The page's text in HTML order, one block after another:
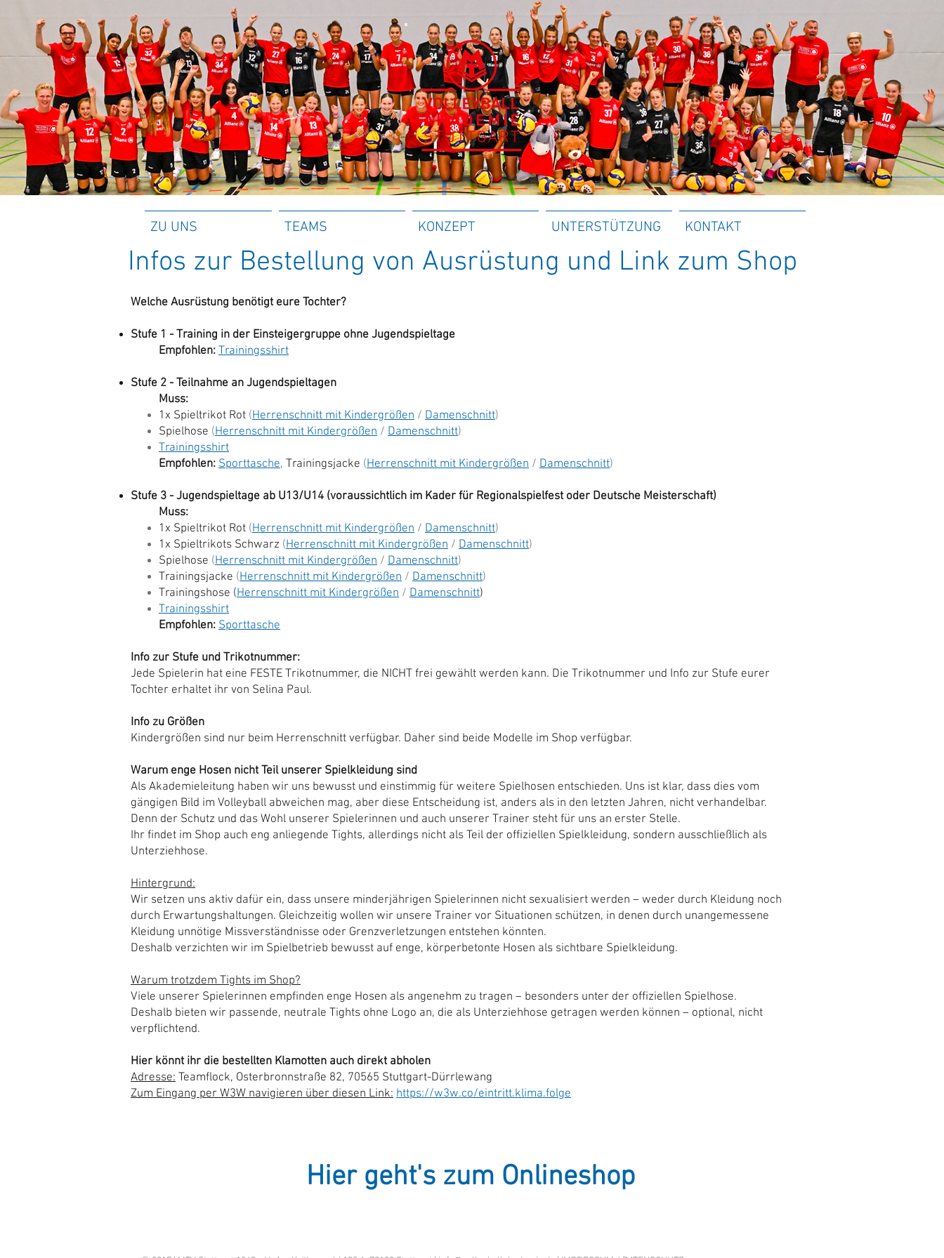
ZU UNS TEAMS KONZEPT UNTERSTÜTZUNG KONTAKT
Infos zur Bestellung von Ausrüstung und Link zum Shop
Welche Ausrüstung benötigt eure Tochter?
Stufe 1 - Training in der Einsteigergruppe ohne Jugendspieltage
Empfohlen: Trainingsshirt
Stufe 2 - Teilnahme an Jugendspieltagen
Muss:
1x Spieltrikot Rot (Herrenschnitt mit Kindergrößen / Damenschnitt)
Spielhose (Herrenschnitt mit Kindergrößen / Damenschnitt)
Trainingsshirt
Empfohlen: Sporttasche, Trainingsjacke (Herrenschnitt mit Kindergrößen / Damenschnitt)
Stufe 3 - Jugendspieltage ab U13/U14 (voraussichtlich im Kader für Regionalspielfest oder Deutsche Meisterschaft)
Muss:
1x Spieltrikot Rot (Herrenschnitt mit Kindergrößen / Damenschnitt)
1x Spieltrikots Schwarz (Herrenschnitt mit Kindergrößen / Damenschnitt)
Spielhose (Herrenschnitt mit Kindergrößen / Damenschnitt)
Trainingsjacke (Herrenschnitt mit Kindergrößen / Damenschnitt)
Trainingshose (Herrenschnitt mit Kindergrößen / Damenschnitt)
Trainingsshirt
Empfohlen: Sporttasche
Info zur Stufe und Trikotnummer:
Jede Spielerin hat eine FESTE Trikotnummer, die NICHT frei gewählt werden kann. Die Trikotnummer und Info zur Stufe eurer
Tochter erhaltet ihr von Selina Paul.
Info zu Größen
Kindergrößen sind nur beim Herrenschnitt verfügbar. Daher sind beide Modelle im Shop verfügbar.
Warum enge Hosen nicht Teil unserer Spielkleidung sind
Als Akademieleitung haben wir uns bewusst und einstimmig für weitere Spielhosen entschieden. Uns ist klar, dass dies vom
gängigen Bild im Volleyball abweichen mag, aber diese Entscheidung ist, anders als in den letzten Jahren, nicht verhandelbar.
Denn der Schutz und das Wohl unserer Spielerinnen und auch unserer Trainer steht für uns an erster Stelle.
Ihr findet im Shop auch eng anliegende Tights, allerdings nicht als Teil der offiziellen Spielkleidung, sondern ausschließlich als
Unterziehhose.
Hintergrund:
Wir setzen uns aktiv dafür ein, dass unsere minderjährigen Spielerinnen nicht sexualisiert werden – weder durch Kleidung noch
durch Erwartungshaltungen. Gleichzeitig wollen wir unsere Trainer vor Situationen schützen, in denen durch unangemessene
Kleidung unnötige Missverständnisse oder Grenzverletzungen entstehen könnten.
Deshalb verzichten wir im Spielbetrieb bewusst auf enge, körperbetonte Hosen als sichtbare Spielkleidung.
Warum trotzdem Tights im Shop?
Viele unserer Spielerinnen empfinden enge Hosen als angenehm zu tragen – besonders unter der offiziellen Spielhose.
Deshalb bieten wir passende, neutrale Tights ohne Logo an, die als Unterziehhose getragen werden können – optional, nicht
verpflichtend.
Hier könnt ihr die bestellten Klamotten auch direkt abholen
Adresse: Teamflock, Osterbronnstraße 82, 70565 Stuttgart-Dürrlewang
Zum Eingang per W3W navigieren über diesen Link: https://w3w.co/eintritt.klima.folge
Hier geht's zum Onlineshop